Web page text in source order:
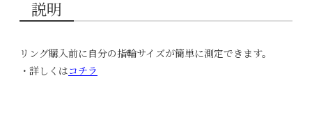
説明
リング購入前に自分の指輪サイズが簡単に測定できます。
・詳しくはコチラ